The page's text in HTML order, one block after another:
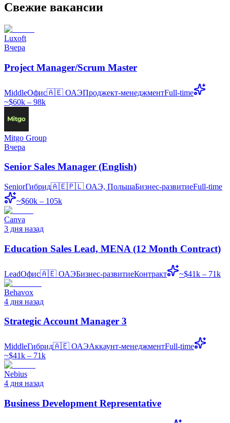
Свежие вакансии
Luxoft
Вчера
Project Manager/Scrum Master
MiddleОфис🇦🇪 ОАЭПроджект-менеджментFull-time
~$60k – 98k
Mitgo Group
Вчера
Senior Sales Manager (English)
SeniorГибрид🇦🇪🇵🇱 ОАЭ, ПольшаБизнес-развитиеFull-time
~$60k – 105k
Canva
3 дня назад
Education Sales Lead, MENA (12 Month Contract)
LeadОфис🇦🇪 ОАЭБизнес-развитиеКонтракт ~$41k – 71k
Behavox
4 дня назад
Strategic Account Manager 3
MiddleГибрид🇦🇪 ОАЭАккаунт-менеджментFull-time
~$41k – 71k
Nebius
4 дня назад
Business Development Representative